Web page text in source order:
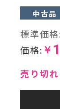
中古品
標準価格:
価格: ￥
売り切